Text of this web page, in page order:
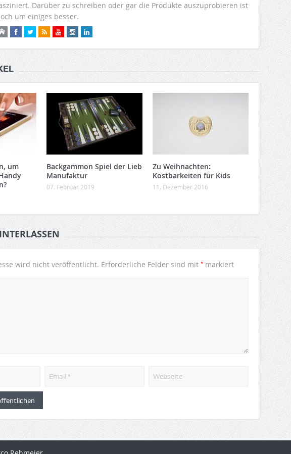
Darüber zu schreiben oder gar die Produkte auszuprobieren ist
um einiges besser.
um
Backgammon Spiel der Lieb
Manufaktur
07. Februar 2019
Zu Weihnachten:
Kostbarkeiten für Kids
11. Dezember 2016
wird nicht veröffentlicht. Erforderliche Felder sind mit * markiert